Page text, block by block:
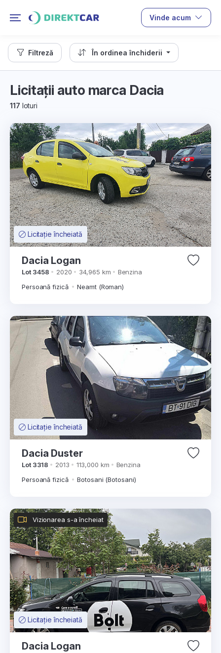
Vinde acum
Filtreză În ordinea închiderii
Licitații auto marca Dacia
117 loturi
Licitație încheiată
Dacia Logan
Lot 3458 2020 34,965 km
Benzina
Persoană fizică
Neamt (Roman)
Licitație încheiată
Dacia Duster
Lot 3318 2013 113,000 km
Benzina
Persoană fizică
Botosani (Botosani)
Licitație încheiată
Vizionarea s-a încheiat
Dacia Logan